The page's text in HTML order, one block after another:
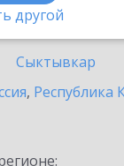
другой
Сыктывкар
, Республика